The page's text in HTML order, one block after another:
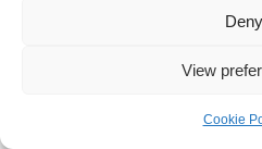
Deny
View
Cookie